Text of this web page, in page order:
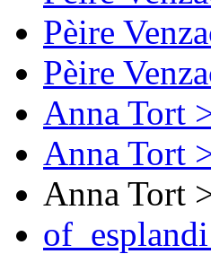
Pèire
Pèire
Anna Tort
Anna Tort
Anna Tort